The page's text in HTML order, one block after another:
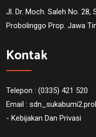
Jl. Dr. Moch. Saleh No. 28,
Probolinggo Prop. Jawa
Kontak
Telepon : (0335) 421 520
Email :
- Kebijakan Dan Privasi